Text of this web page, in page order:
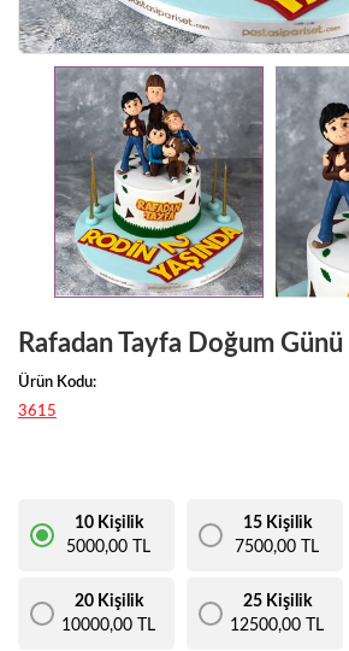
Rafadan Tayfa Doğum Günü
Ürün Kodu:
3615
10 Kişilik
5000,00 TL
15 Kişilik
7500,00 TL
20 Kişilik
10000,00 TL
25 Kişilik
12500,00 TL